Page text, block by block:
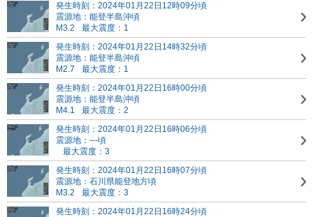
発生時刻：2024年01月22日12時09分頃
震源地：能登半島沖頃
M3.2
最大震度：1
発生時刻：2024年01月22日14時32分頃
震源地：能登半島沖頃
M2.7
最大震度：1
発生時刻：2024年01月22日16時00分頃
震源地：能登半島沖頃
M4.1
最大震度：2
発生時刻：2024年01月22日16時06分頃
震源地：---頃
最大震度：3
発生時刻：2024年01月22日16時07分頃
震源地：石川県能登地方頃
M3.2
最大震度：3
発生時刻：2024年01月22日16時24分頃